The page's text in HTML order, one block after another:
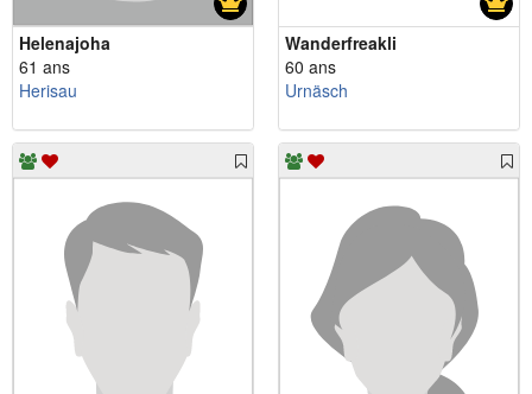
Helenajoha
61 ans
Herisau
Wanderfreakli
60 ans
Urnäsch